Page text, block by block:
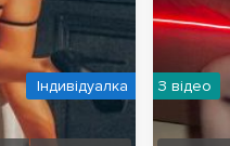
Індивідуалка
З відео